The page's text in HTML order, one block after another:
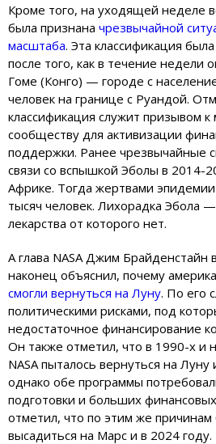
Кроме того, на уходящей неделе
была признана чрезвычайной
масштаба. Эта классификация
после того, как в течение недели
Гоме (Конго) — городе с
человек на границе с Руандой.
классификация служит призывом
сообществу для активизации
поддержки. Ранее чрезвычайные
связи со вспышкой Эболы в 2014-
Африке. Тогда жертвами
тысяч человек. Лихорадка Эбола
лекарства от которого нет.
А глава NASA Джим Брайденстайн
наконец объяснил, почему
смогли вернуться на Луну. По его
политическими рисками, под
недостаточное финансирование
Он также отметил, что в 1990-х и
NASA пыталось вернуться на
однако обе программы
подготовки и больших
отметил, что по этим же
высадиться на Марс и в 2024 году.